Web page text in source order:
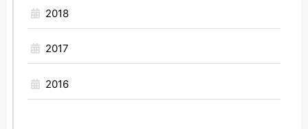
2018
2017
2016